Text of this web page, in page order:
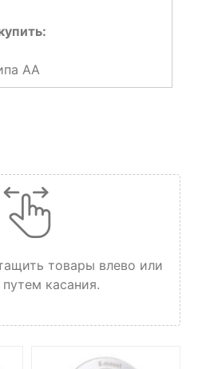
АА
товары влево или
касания.